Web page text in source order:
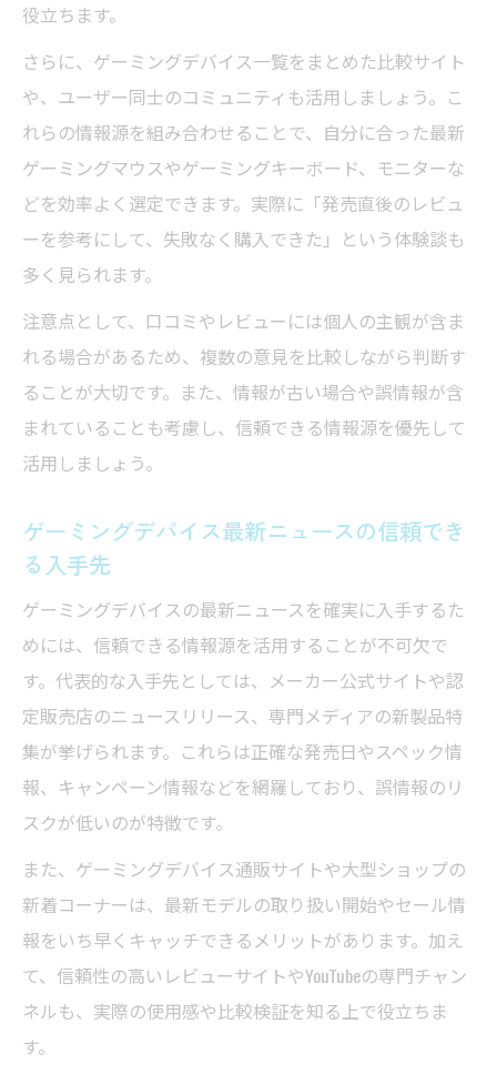
役立ちます。
さらに、ゲーミングデバイス一覧をまとめた比較サイト
や、ユーザー同士のコミュニティも活用しましょう。こ
れらの情報源を組み合わせることで、自分に合った最新
ゲーミングマウスやゲーミングキーボード、モニターな
どを効率よく選定できます。実際に「発売直後のレビュ
ーを参考にして、失敗なく購入できた」という体験談も
多く見られます。
注意点として、口コミやレビューには個人の主観が含ま
れる場合があるため、複数の意見を比較しながら判断す
ることが大切です。また、情報が古い場合や誤情報が含
まれていることも考慮し、信頼できる情報源を優先して
活用しましょう。
ゲーミングデバイス最新ニュースの信頼でき
る入手先
ゲーミングデバイスの最新ニュースを確実に入手するた
めには、信頼できる情報源を活用することが不可欠で
す。代表的な入手先としては、メーカー公式サイトや認
定販売店のニュースリリース、専門メディアの新製品特
集が挙げられます。これらは正確な発売日やスペック情
報、キャンペーン情報などを網羅しており、誤情報のリ
スクが低いのが特徴です。
また、ゲーミングデバイス通販サイトや大型ショップの
新着コーナーは、最新モデルの取り扱い開始やセール情
報をいち早くキャッチできるメリットがあります。加え
て、信頼性の高いレビューサイトやYouTubeの専門チャン
ネルも、実際の使用感や比較検証を知る上で役立ちま
す。